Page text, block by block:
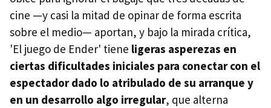
cine —y casi la mitad de opinar de forma escrita
sobre el medio— aportan, y bajo la mirada crítica,
'El juego de Ender' tiene ligeras asperezas en
ciertas dificultades iniciales para conectar con el
espectador dado lo atribulado de su arranque y
en un desarrollo algo irregular, que alterna